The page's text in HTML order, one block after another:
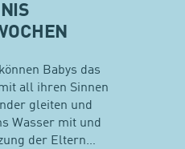
Babys das
all ihren Sinnen
gleiten und
Wasser mit und
der Eltern…